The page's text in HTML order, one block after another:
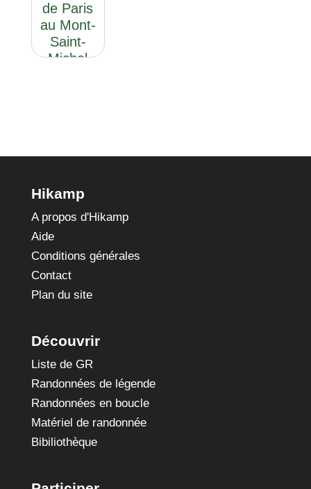
de Paris
au Mont-
Saint-
Michel
Hikamp
A propos d'Hikamp
Aide
Conditions générales
Contact
Plan du site
Découvrir
Liste de GR
Randonnées de légende
Randonnées en boucle
Matériel de randonnée
Bibiliothèque